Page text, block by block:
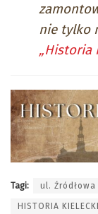
nie tylko
„Historia
Tagi: ul. Źródłowa
HISTORIA